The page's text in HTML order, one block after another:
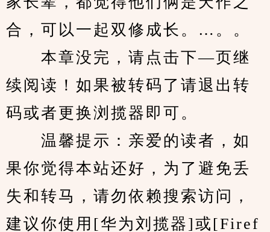
合，可以一起双修成长。…。。
本章没完，请点击下—页继
续阅读！如果被转码了请退出转
码或者更换浏揽器即可。
温馨提示：亲爱的读者，如
果你觉得本站还好，为了避免丢
失和转马，请勿依赖搜索访问，
建议你使用[华为刘揽器]或[Firef